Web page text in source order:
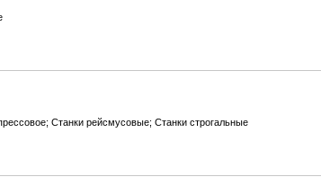
Станки рейсмусовые; Станки строгальные